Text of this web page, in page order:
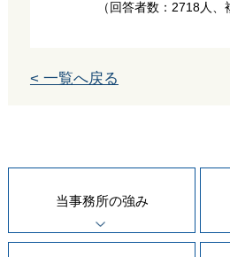
（回答者数：2718人、
< 一覧へ戻る
当事務所の強み